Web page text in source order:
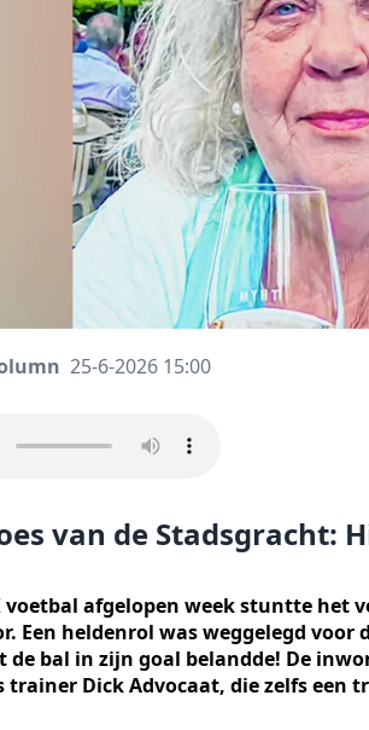
25-6-2026 15:00
van de Stadsgracht:
voetbal afgelopen week stuntte het
Een heldenrol was weggelegd
de bal in zijn goal belandde! De
trainer Dick Advocaat, die zelfs een